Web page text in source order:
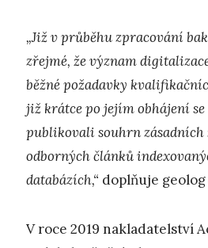
„Již v průběhu zpracování
zřejmé, že význam
běžné požadavky
již krátce po jejím obhájení
publikovali souhrn
odborných článků
databázích,“ doplňuje
V roce 2019 nakladatelství